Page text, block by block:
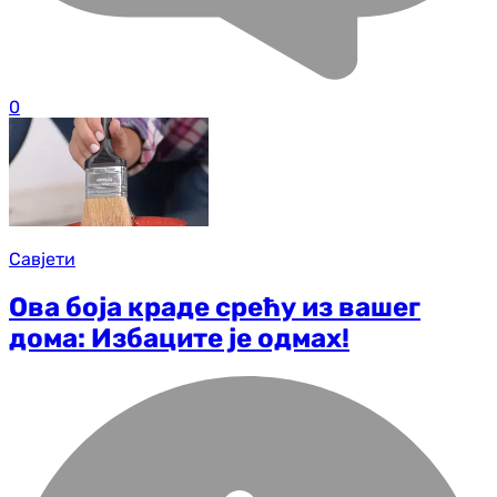
0
Савјети
Ова боја краде срећу из вашег
дома: Избаците је одмах!